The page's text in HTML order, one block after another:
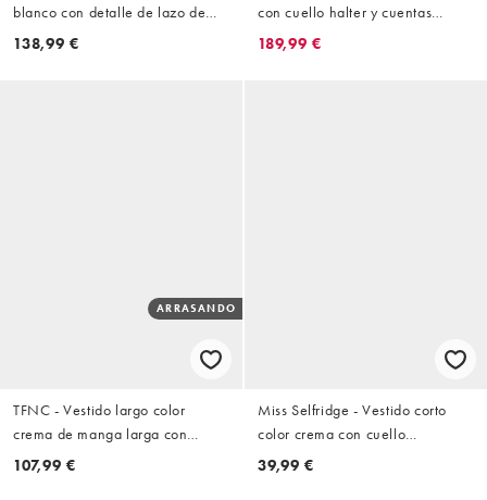
blanco con detalle de lazo de
terciopelo
138,99 €
con cuello halter y cuentas
adornadas con perlas en crema
189,99 €
ARRASANDO
TFNC - Vestido largo color
crema de manga larga con
cuello alto y bajo escalonado de
107,99 €
Miss Selfridge - Vestido corto
color crema con cuello
desbocado de punto
39,99 €